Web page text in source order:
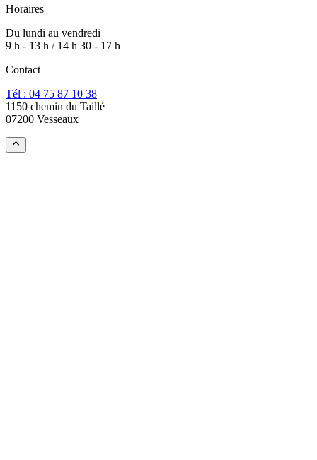
Horaires
Du lundi au vendredi
9 h - 13 h / 14 h 30 - 17 h
Contact
Tél : 04 75 87 10 38
1150 chemin du Taillé
07200 Vesseaux